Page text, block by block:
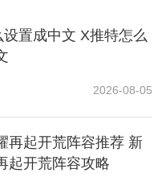
大陆地区，支持简体中
有限公司开发的卡牌手
戏于2023年3月30日在
置成中文 X推特怎么
2026-08-05
再起开荒阵容推荐 新
起开荒阵容攻略